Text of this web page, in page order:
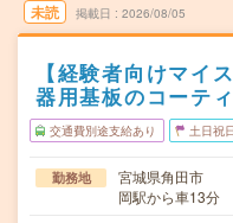
未読 掲載日 2026/08/05
【経験者向けマイ
器用基板のコーテ
交通費別途支給あり 土日祝
勤務地
宮城県角田市
岡駅から車13分